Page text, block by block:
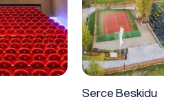
Serce Beskidu